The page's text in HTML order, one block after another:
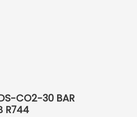
CO2-30 BAR
R744